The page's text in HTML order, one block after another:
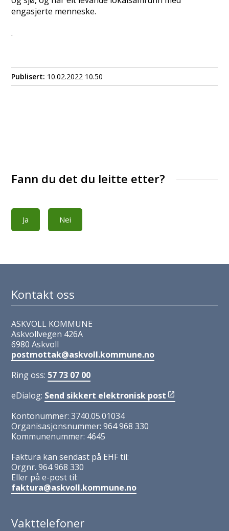
engasjerte menneske.
.
Publisert 10.02.2022 10.50
Fann du det du leitte etter?
Ja Nei
Kontakt oss
ASKVOLL KOMMUNE
Askvollvegen 426A
6980 Askvoll
postmottak@askvoll.kommune.no
Ring oss: 57 73 07 00
eDialog: Send sikkert elektronisk post
Kontonummer: 3740.05.01034
Organisasjonsnummer: 964 968 330
Kommunenummer: 4645
Faktura kan sendast på EHF til:
Orgnr. 964 968 330
Eller på e-post til:
faktura@askvoll.kommune.no
Vakttelefoner